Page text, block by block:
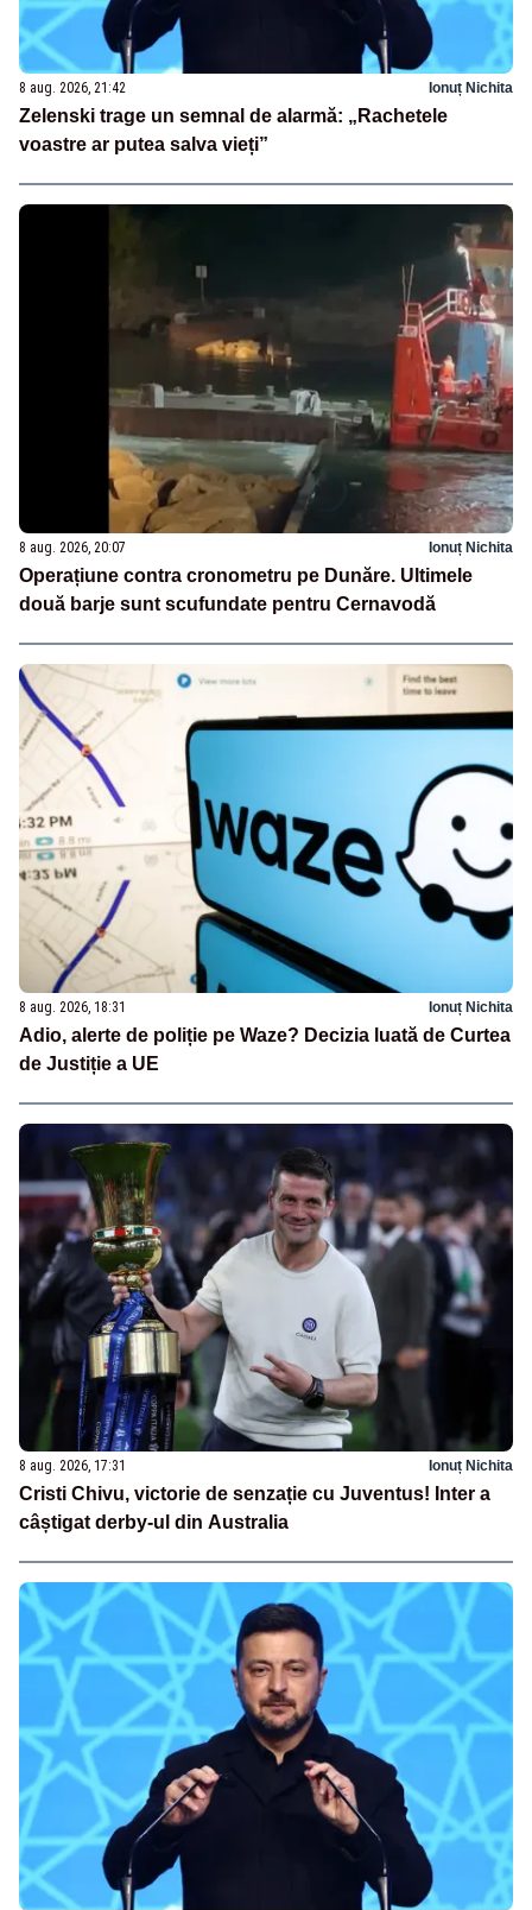
8 aug. 2026, 21:42 Ionuț Nichita
Zelenski trage un semnal de alarmă: „Rachetele
voastre ar putea salva vieți”
8 aug. 2026, 20:07 Ionuț Nichita
Operațiune contra cronometru pe Dunăre. Ultimele
două barje sunt scufundate pentru Cernavodă
8 aug. 2026, 18:31 Ionuț Nichita
Adio, alerte de poliție pe Waze? Decizia luată de Curtea
de Justiție a UE
8 aug. 2026, 17:31 Ionuț Nichita
Cristi Chivu, victorie de senzație cu Juventus! Inter a
câștigat derby-ul din Australia